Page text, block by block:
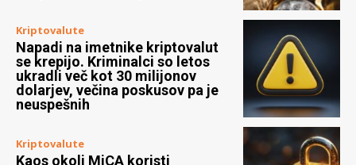
Kriptovalute
Napadi na imetnike kriptovalut
se krepijo. Kriminalci so letos
ukradli več kot 30 milijonov
dolarjev, večina poskusov pa je
neuspešnih
Kriptovalute
Kaos okoli MiCA koristi